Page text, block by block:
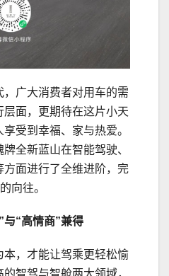
广大消费者对用车的需
面，更期待在这片小天
受到幸福、家与热爱。
全新蓝山在智能驾驶、
面进行了全维进阶，完
向往。
”与“高情商”兼得
，才能让驾乘更轻松愉